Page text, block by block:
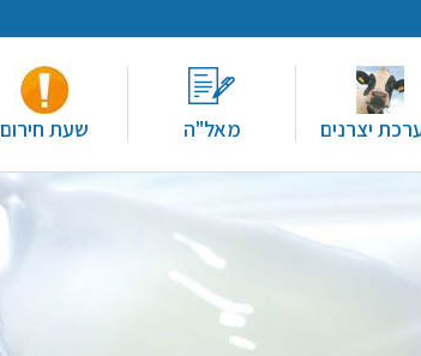
יצרנים מאל"ה שעת חירום